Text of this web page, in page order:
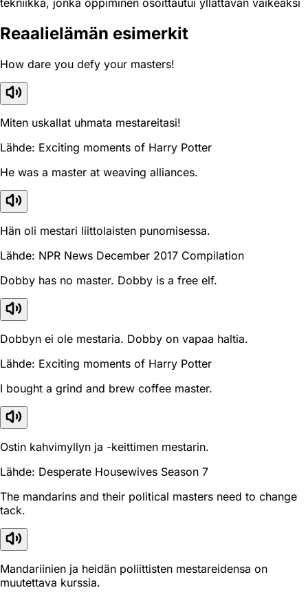
tekniikka, jonka oppiminen osoittautui yllättävän vaikeaksi
Reaali­elämän esimerkit
How dare you defy your masters!
Miten uskallat uhmata mestareitasi!
Lähde: Exciting moments of Harry Potter
He was a master at weaving alliances.
Hän oli mestari liittolaisten punomisessa.
Lähde: NPR News December 2017 Compilation
Dobby has no master. Dobby is a free elf.
Dobbyn ei ole mestaria. Dobby on vapaa haltia.
Lähde: Exciting moments of Harry Potter
I bought a grind and brew coffee master.
Ostin kahvimyllyn ja -keittimen mestarin.
Lähde: Desperate Housewives Season 7
The mandarins and their political masters need to change
tack.
Mandariinien ja heidän poliittisten mestareidensa on
muutettava kurssia.